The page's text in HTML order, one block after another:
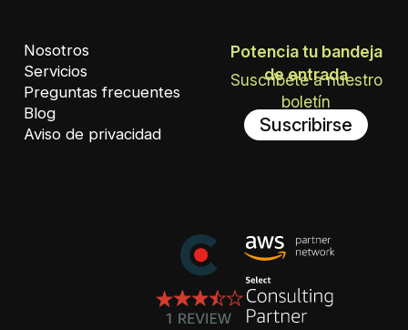
Nosotros
Servicios
Preguntas frecuentes
Blog
Aviso de privacidad
Potencia tu bandeja
de entrada
Suscríbete a nuestro
boletín
Suscribirse